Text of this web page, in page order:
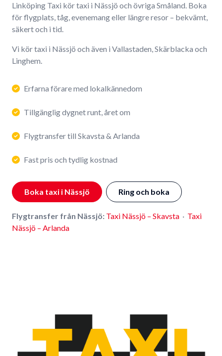
Linköping Taxi kör taxi i Nässjö och övriga Småland. Boka
för flygplats, tåg, evenemang eller längre resor – bekvämt,
säkert och i tid.
Vi kör taxi i Nässjö och även i Vallastaden, Skärblacka och
Linghem.
Erfarna förare med lokalkännedom
Tillgänglig dygnet runt, året om
Flygtransfer till Skavsta & Arlanda
Fast pris och tydlig kostnad
Boka taxi i Nässjö Ring och boka
Flygtransfer från Nässjö: Taxi Nässjö – Skavsta · Taxi
Nässjö – Arlanda